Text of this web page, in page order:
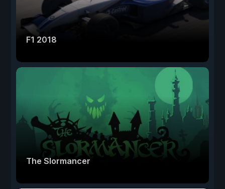
F1 2018
The Slormancer